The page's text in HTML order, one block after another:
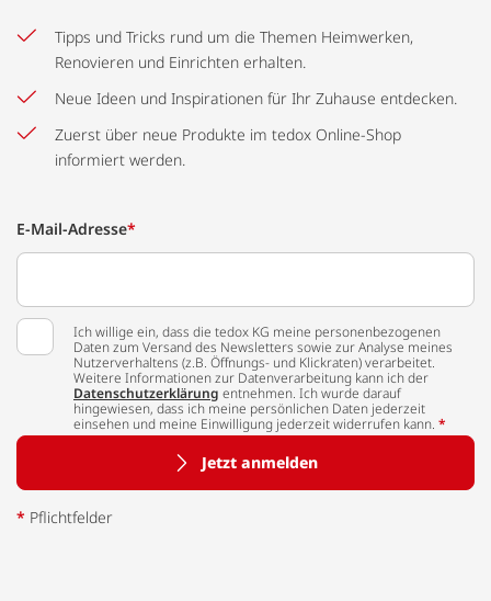
Tipps und Tricks rund um die Themen Heimwerken,
Renovieren und Einrichten erhalten.
Neue Ideen und Inspirationen für Ihr Zuhause entdecken.
Zuerst über neue Produkte im tedox Online-Shop
informiert werden.
E-Mail-Adresse*
Ich willige ein, dass die tedox KG meine personenbezogenen
Daten zum Versand des Newsletters sowie zur Analyse meines
Nutzerverhaltens (z.B. Öffnungs- und Klickraten) verarbeitet.
Weitere Informationen zur Datenverarbeitung kann ich der
Datenschutzerklärung entnehmen. Ich wurde darauf
hingewiesen, dass ich meine persönlichen Daten jederzeit
einsehen und meine Einwilligung jederzeit widerrufen kann. *
Jetzt anmelden
* Pflichtfelder